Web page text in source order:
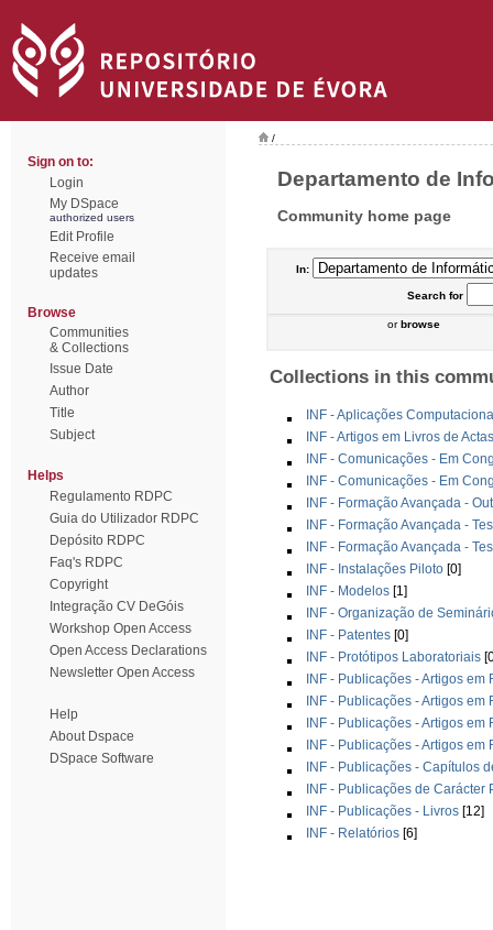
Sign on to:
Login
My DSpace
authorized users
Edit Profile
Receive email
updates
Browse
Communities
& Collections
Issue Date
Author
Title
Subject
Helps
Regulamento RDPC
Guia do Utilizador RDPC
Depósito RDPC
Faq's RDPC
Copyright
Integração CV DeGóis
Workshop Open Access
Open Access Declarations
Newsletter Open Access
Help
About Dspace
DSpace Software
/
Departamento de
Community home page
In:
Searchfor
orbrowse
Collections in this
INF - Aplicações
INF - Artigos em Livros de
INF - Comunicações - Em
INF - Comunicações - Em
INF - Formação Avançada -
INF - Formação Avançada -
INF - Formação Avançada -
INF - Instalações Piloto [0]
INF - Modelos [1]
INF - Organização de
INF - Patentes [0]
INF - Protótipos Laboratoriais
INF - Publicações - Artigos
INF - Publicações - Artigos
INF - Publicações - Artigos
INF - Publicações - Artigos
INF - Publicações - Capítulos
INF - Publicações de Carácter
INF - Publicações - Livros [12]
INF - Relatórios [6]